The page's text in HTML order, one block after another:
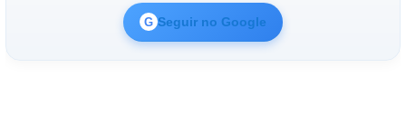
G Seguir no Google